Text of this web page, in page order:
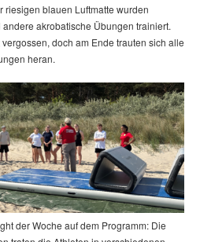
riesigen blauen Luftmatte wurden
akrobatische Übungen trainiert.
doch am Ende trauten sich alle
heran.
der Woche auf dem Programm: Die